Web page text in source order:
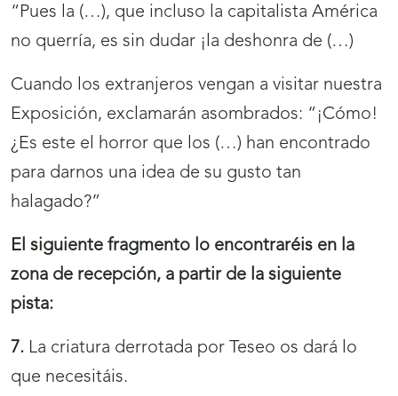
“Pues la (…), que incluso la capitalista América
no querría, es sin dudar ¡la deshonra de (…)
Cuando los extranjeros vengan a visitar nuestra
Exposición, exclamarán asombrados: “¡Cómo!
¿Es este el horror que los (…) han encontrado
para darnos una idea de su gusto tan
halagado?”
El siguiente fragmento lo encontraréis en la
zona de recepción, a partir de la siguiente
pista:
7. La criatura derrotada por Teseo os dará lo
que necesitáis.